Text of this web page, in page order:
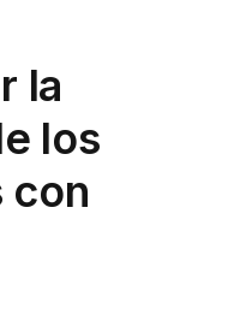
la
los
con